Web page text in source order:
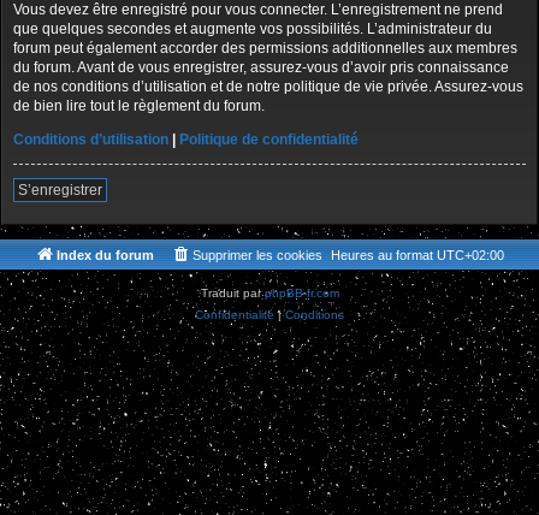
Vous devez être enregistré pour vous connecter. L’enregistrement ne prend
que quelques secondes et augmente vos possibilités. L’administrateur du
forum peut également accorder des permissions additionnelles aux membres
du forum. Avant de vous enregistrer, assurez-vous d’avoir pris connaissance
de nos conditions d’utilisation et de notre politique de vie privée. Assurez-vous
de bien lire tout le règlement du forum.
Conditions d’utilisation
Politique de confidentialité
S’enregistrer
Index du forum Heures au format UTC+02:00
Supprimer les cookies
Traduit parphpBB-fr.com
Confidentialité |Conditions